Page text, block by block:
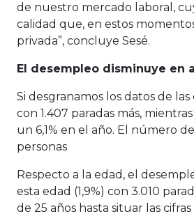
de nuestro mercado laboral,
calidad que, en estos
privada”, concluye Sesé.
El desempleo disminuye en
Si desgranamos los datos de
con 1.407 paradas más,
un 6,1% en el año. El número
personas
Respecto a la edad, el
esta edad (1,9%) con 3.010
de 25 años hasta situar las